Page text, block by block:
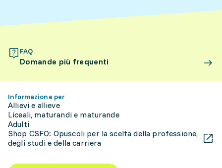
FAQ
Domande più frequenti
Informazione per
Allievi e allieve
Liceali, maturandi e maturande
Adulti
Shop CSFO: Opuscoli per la scelta della professione,
degli studi e della carriera